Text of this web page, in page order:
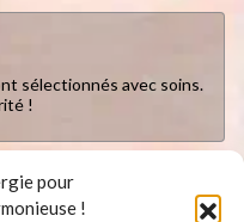
pour
!
sélectionnés avec soins.
!